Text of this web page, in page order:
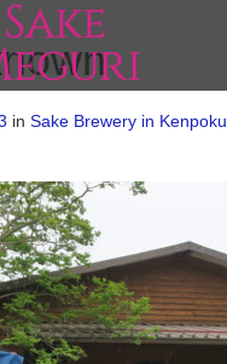
in Sake Brewery in Kenpoku